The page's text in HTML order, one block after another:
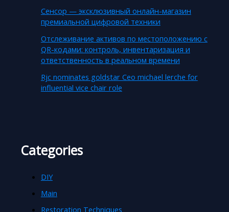
Сенсор — эксклюзивный онлайн-магазин
премиальной цифровой техники
Отслеживание активов по местоположению с
QR-кодами: контроль, инвентаризация и
ответственность в реальном времени
Rjc nominates goldstar Ceo michael lerche for
influential vice chair role
Categories
DIY
Main
Restoration Techniques